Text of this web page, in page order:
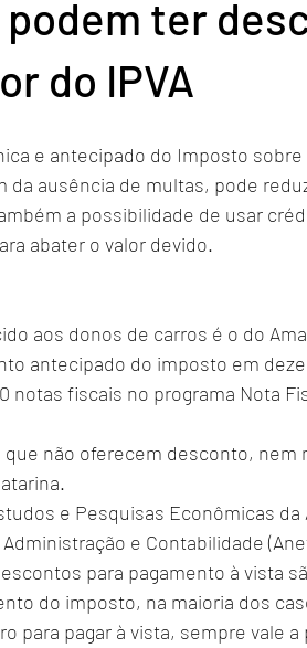
ter
do IPVA
e antecipado do Imposto
da ausência de multas, pode
a possibilidade de usar
abater o valor devido.
aos donos de carros é o do
antecipado do imposto em
notas fiscais no programa Nota
não oferecem desconto, nem
e Pesquisas Econômicas da
e Contabilidade
para pagamento à vista
do imposto, na maioria dos
para pagar à vista, sempre vale